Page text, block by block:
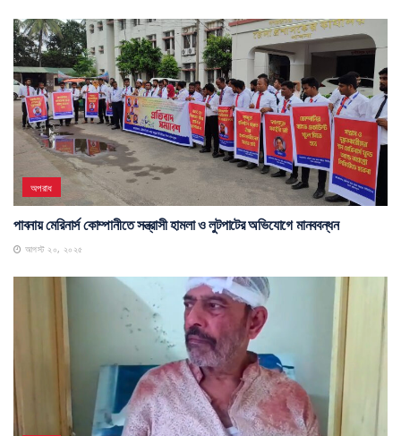
অপরাধ
পাবনায় মেরিনার্স কোম্পানীতে সন্ত্রাসী হামলা ও লুটপাটের অভিযোগে মানববন্ধন
আগস্ট ২০, ২০২৫